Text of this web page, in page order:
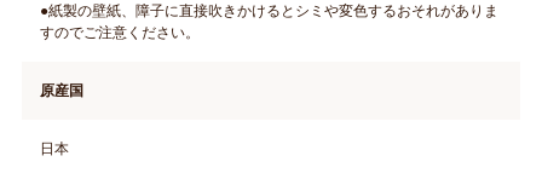
●紙製の壁紙、障子に直接吹きかけるとシミや変色するおそれがありま
すのでご注意ください。
原産国
日本